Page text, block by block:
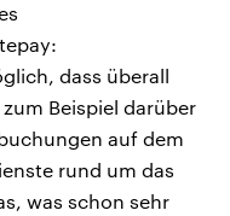
dass überall
Beispiel darüber
auf dem
rund um das
was schon sehr